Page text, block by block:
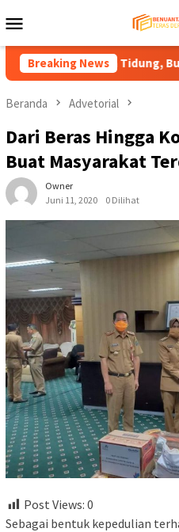
ke
Mobile
Breaking News
Tidung, Buka Akses
Beranda Advetorial
Dari Beras Hingga
Buat Masyarakat
Owner
Juni 11, 2020
0 Dilihat
Post Views: 0
Sebagai bentuk kepedulian